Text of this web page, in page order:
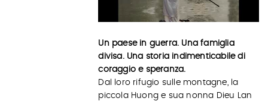
Un paese in guerra. Una famiglia
divisa. Una storia indimenticabile di
coraggio e speranza.
Dal loro rifugio sulle montagne, la
piccola Huong e sua nonna Dieu Lan